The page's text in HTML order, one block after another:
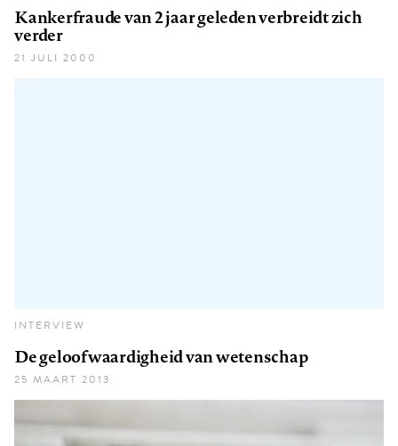
Kankerfraude van 2 jaar geleden verbreidt zich
verder
21 JULI 2000
INTERVIEW
De geloofwaardigheid van wetenschap
25 MAART 2013